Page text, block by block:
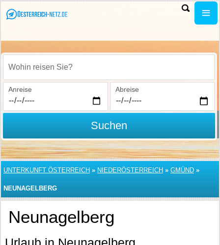
Wohin reisen Sie?
Anreise Abreise
Suchen
UNTERKUNFT ÖSTERREICH » NIEDERÖSTERREICH » GMÜND »
NEUNAGELBERG
Neunagelberg